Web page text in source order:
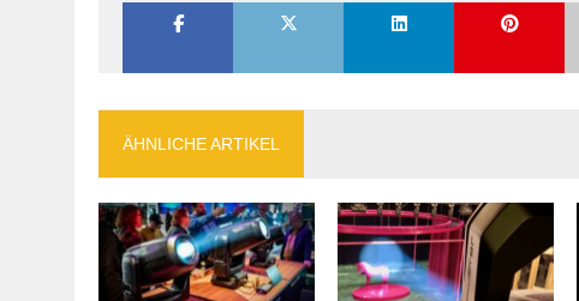
ÄHNLICHE ARTIKEL